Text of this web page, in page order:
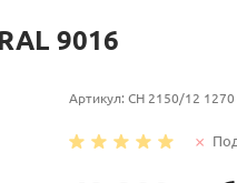
9016
Артикул: CH 2150/12